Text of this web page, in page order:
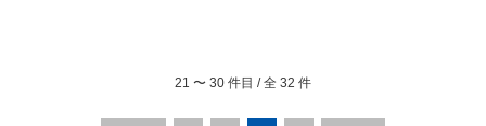
21 〜 30 件目 / 全 32 件